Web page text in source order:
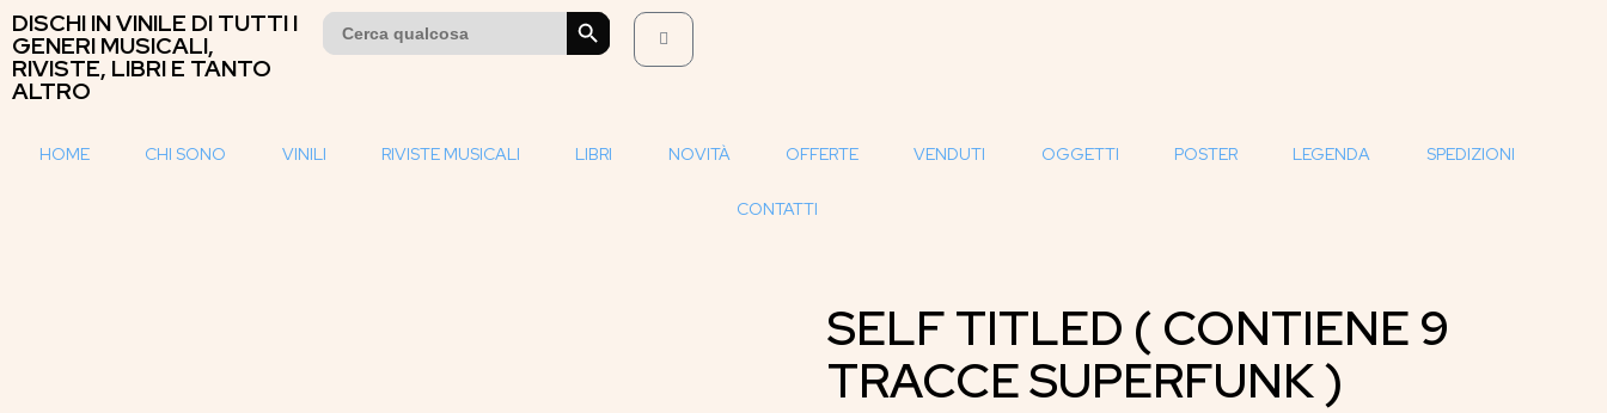
DISCHI IN VINILE DI TUTTI I
GENERI MUSICALI,
RIVISTE, LIBRI E TANTO
ALTRO
Search
for:
SEARCH BUTTON
HOME CHI SONO VINILI RIVISTE MUSICALI LIBRI NOVITÀ OFFERTE VENDUTI OGGETTI POSTER LEGENDA SPEDIZIONI
CONTATTI
SELF TITLED ( CONTIENE 9
TRACCE SUPERFUNK )